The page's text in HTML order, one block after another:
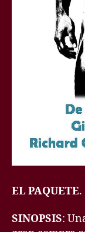
EL PAQUETE.
SINOPSIS: